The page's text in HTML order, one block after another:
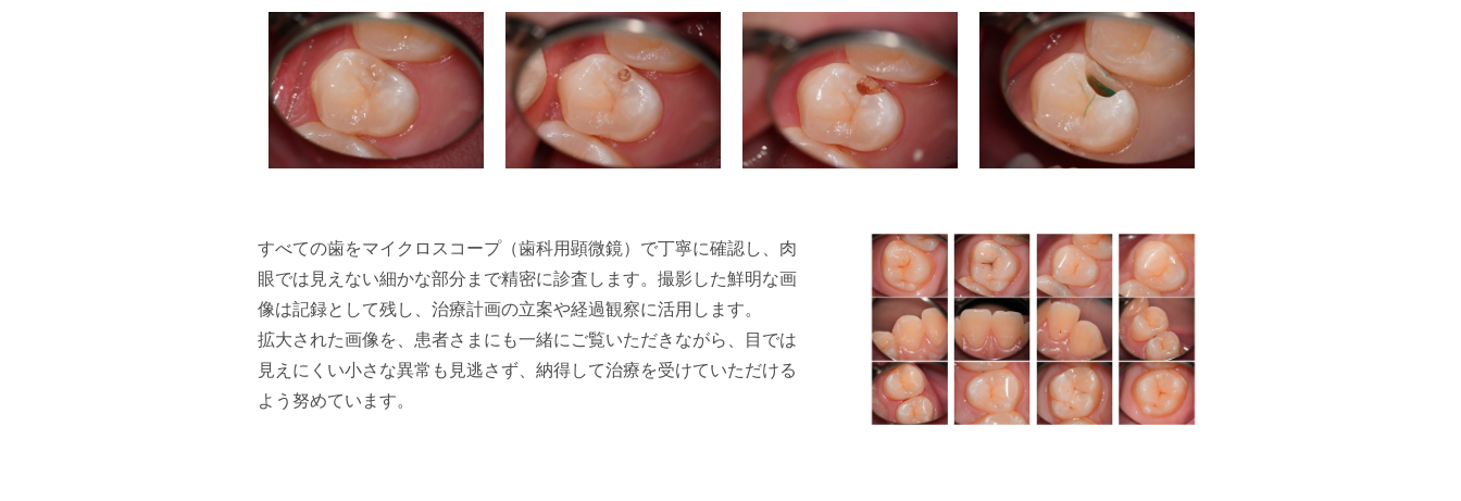
すべての歯をマイクロスコープ（歯科用顕微鏡）で丁寧に確認し、肉
眼では見えない細かな部分まで精密に診査します。撮影した鮮明な画
像は記録として残し、治療計画の立案や経過観察に活用します。
拡大された画像を、患者さまにも一緒にご覧いただきながら、目では
見えにくい小さな異常も見逃さず、納得して治療を受けていただける
よう努めています。